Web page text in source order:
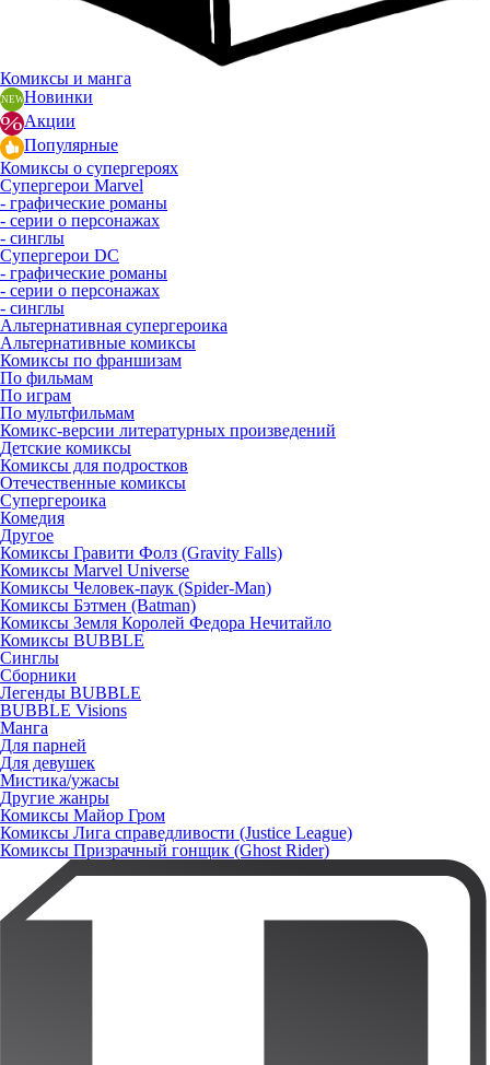
Комиксы и манга
Новинки
Акции
Популярные
Комиксы о супергероях
Супергерои Marvel
- графические романы
- серии о персонажах
- синглы
Супергерои DC
- графические романы
- серии о персонажах
- синглы
Альтернативная супергероика
Альтернативные комиксы
Комиксы по франшизам
По фильмам
По играм
По мультфильмам
Комикс-версии литературных произведений
Детские комиксы
Комиксы для подростков
Отечественные комиксы
Супергероика
Комедия
Другое
Комиксы Гравити Фолз (Gravity Falls)
Комиксы Marvel Universe
Комиксы Человек-паук (Spider-Man)
Комиксы Бэтмен (Batman)
Комиксы Земля Королей Федора Нечитайло
Комиксы BUBBLE
Синглы
Сборники
Легенды BUBBLE
BUBBLE Visions
Манга
Для парней
Для девушек
Мистика/ужасы
Другие жанры
Комиксы Майор Гром
Комиксы Лига справедливости (Justice League)
Комиксы Призрачный гонщик (Ghost Rider)